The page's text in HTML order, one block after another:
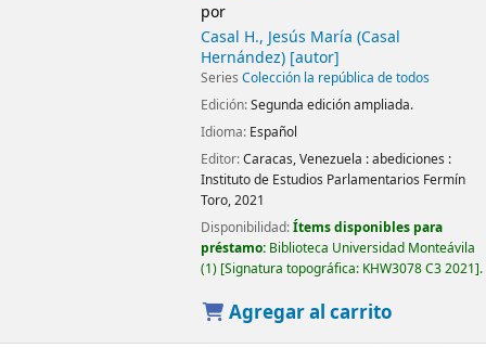
por
Casal H., Jesús María (Casal
Hernández)[autor]
Series Colección la república de todos
Edición:Segunda edición ampliada.
Idioma: Español
Editor:Caracas, Venezuela :abediciones :
Instituto de Estudios Parlamentarios Fermín
Toro,2021
Disponibilidad:Ítems disponibles para
préstamo: Biblioteca Universidad Monteávila
(1) Signatura topográfica: KHW3078 C3 2021 .
Agregar al carrito